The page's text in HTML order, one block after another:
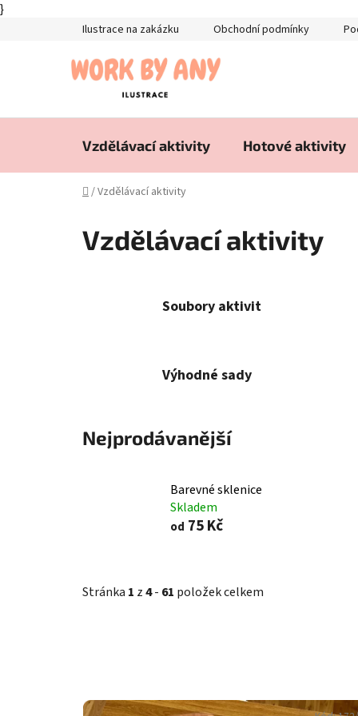
}
Ilustrace na zakázku Obchodní podmínky
Vzdělávací aktivity Hotové aktivity
Domů
/Vzdělávací aktivity
Vzdělávací aktivity
Soubory aktivit
Výhodné sady
Nejprodávanější
Barevné sklenice
Skladem
od 75 Kč
Stránka 1 z4- 61 položek celkem
V